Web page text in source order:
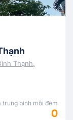
Thạnh,
trung bình mỗi đêm
0